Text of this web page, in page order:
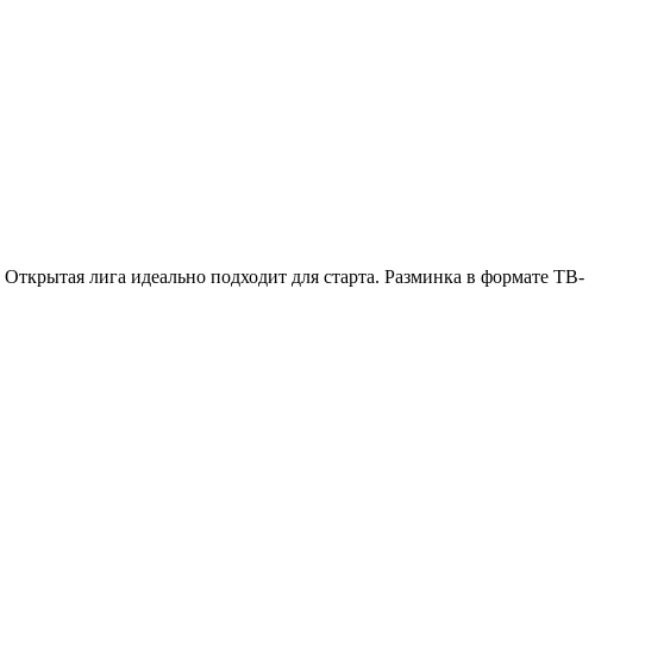
лига идеально подходит для старта. Разминка в формате ТВ-